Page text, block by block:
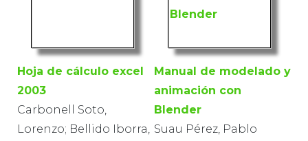
Hoja de cálculo excel
2003
Carbonell Soto,
Lorenzo; Bellido Iborra,
Manual de modelado y
animación con
Blender
Suau Pérez, Pablo